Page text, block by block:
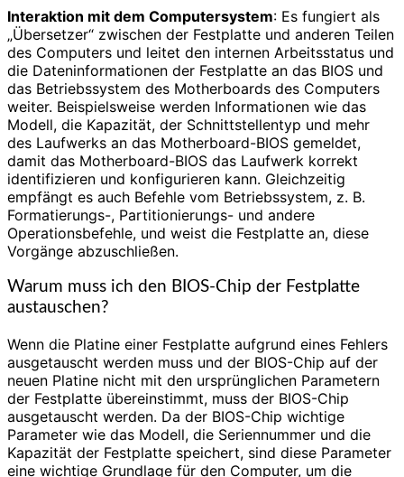
Interaktion mit dem Computersystem: Es fungiert als
„Übersetzer“ zwischen der Festplatte und anderen Teilen
des Computers und leitet den internen Arbeitsstatus und
die Dateninformationen der Festplatte an das BIOS und
das Betriebssystem des Motherboards des Computers
weiter. Beispielsweise werden Informationen wie das
Modell, die Kapazität, der Schnittstellentyp und mehr
des Laufwerks an das Motherboard-BIOS gemeldet,
damit das Motherboard-BIOS das Laufwerk korrekt
identifizieren und konfigurieren kann. Gleichzeitig
empfängt es auch Befehle vom Betriebssystem, z. B.
Formatierungs-, Partitionierungs- und andere
Operationsbefehle, und weist die Festplatte an, diese
Vorgänge abzuschließen.
Warum muss ich den BIOS-Chip der Festplatte
austauschen?
Wenn die Platine einer Festplatte aufgrund eines Fehlers
ausgetauscht werden muss und der BIOS-Chip auf der
neuen Platine nicht mit den ursprünglichen Parametern
der Festplatte übereinstimmt, muss der BIOS-Chip
ausgetauscht werden. Da der BIOS-Chip wichtige
Parameter wie das Modell, die Seriennummer und die
Kapazität der Festplatte speichert, sind diese Parameter
eine wichtige Grundlage für den Computer, um die